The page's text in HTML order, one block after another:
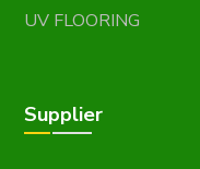
UV FLOORING
Supplier